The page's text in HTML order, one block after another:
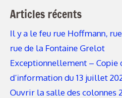
Articles récents
Il y a le feu rue Hoffmann,
rue de la Fontaine Grelot
Exceptionnellement – Copie
d’information du 13 juillet
Ouvrir la salle des colonnes